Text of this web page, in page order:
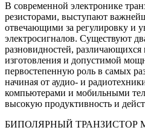
В современной электронике
резисторами, выступают
отвечающими за регулировку и
электросигналов. Существуют
разновидностей, различающихся
изготовления и допустимой
первостепенную роль в самых
начиная от аудио- и
компьютерами и мобильными
высокую продуктивность и
БИПОЛЯРНЫЙ ТРАНЗИСТОР